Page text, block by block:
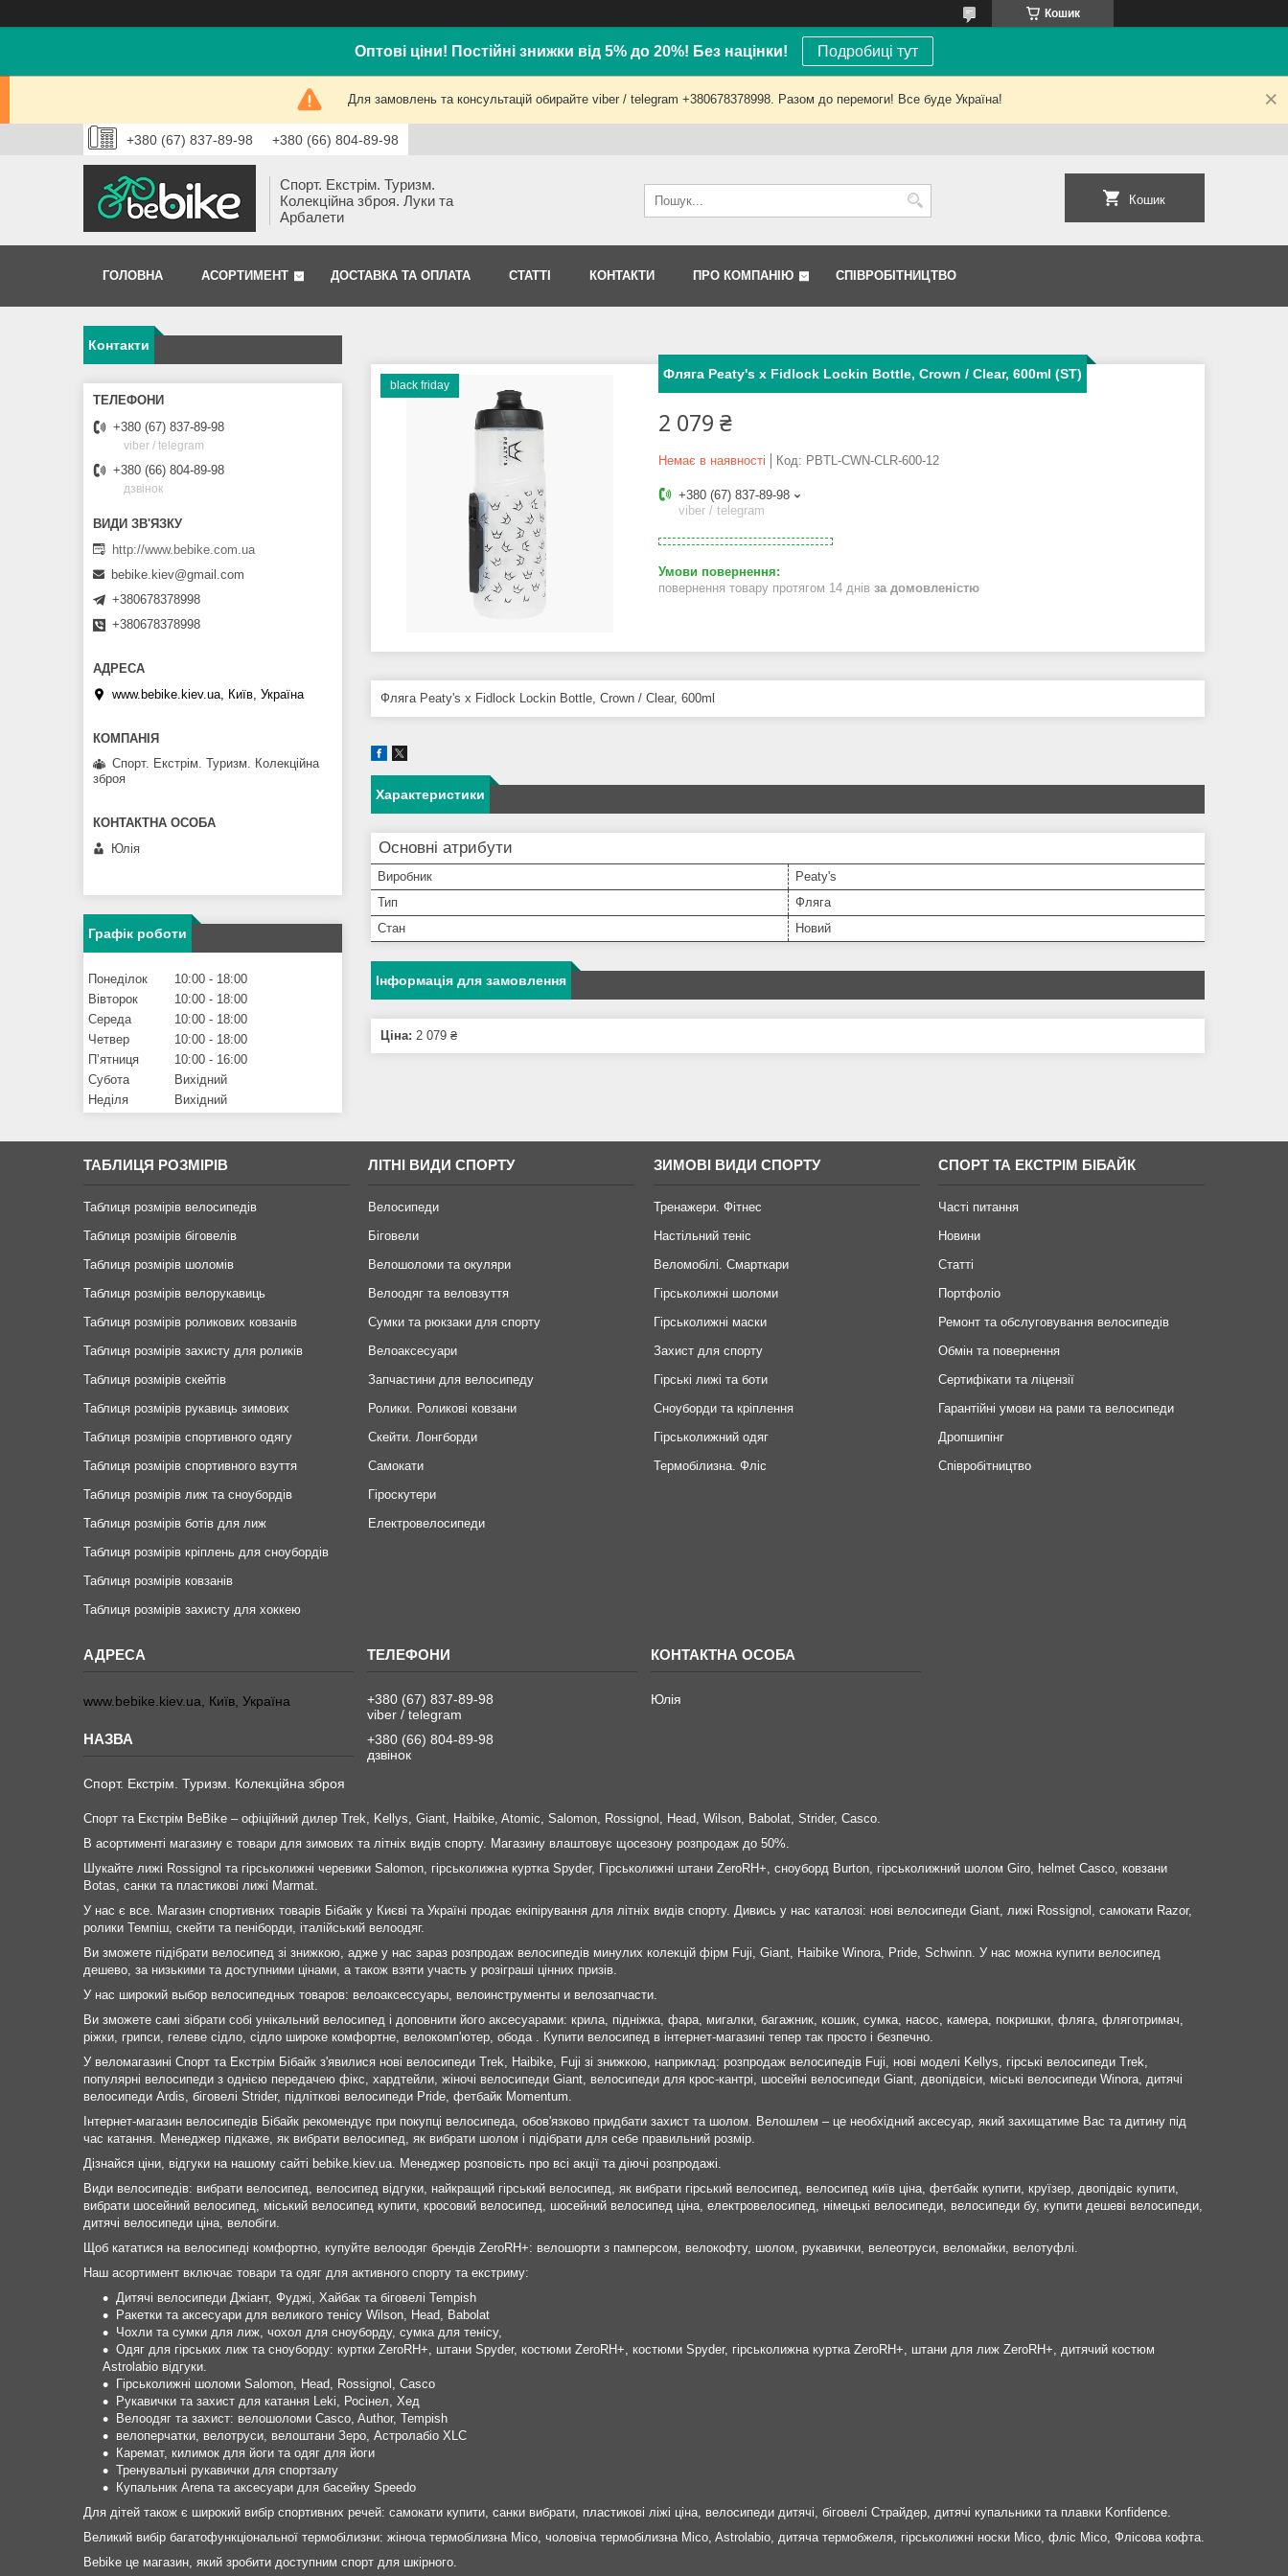
Кошик
Оптові ціни! Постійні знижки від 5% до 20%! Без націнки! Подробиці тут
Для замовлень та консультацій обирайте viber / telegram +380678378998. Разом до перемоги! Все буде Україна!
+380 (67) 837-89-98 +380 (66) 804-89-98
Спорт. Екстрім. Туризм.
Колекційна зброя. Луки та
Арбалети
Кошик
ГОЛОВНА АСОРТИМЕНТ ДОСТАВКА ТА ОПЛАТА СТАТТІ КОНТАКТИ ПРО КОМПАНІЮ СПІВРОБІТНИЦТВО
black friday
Фляга Peaty's x Fidlock Lockin Bottle, Crown / Clear, 600ml (ST)
2 079 ₴
Немає в наявності Код: PBTL-CWN-CLR-600-12
+380 (67) 837-89-98
viber / telegram
повернення товару протягом 14 днів за домовленістю
Фляга Peaty's x Fidlock Lockin Bottle, Crown / Clear, 600ml
Характеристики
Основні атрибути
Виробник
Peaty's
Тип
Фляга
Стан
Новий
Інформація для замовлення
Ціна: 2 079 ₴
Контакти
+380 (67) 837-89-98
viber / telegram
+380 (66) 804-89-98
дзвінок
http://www.bebike.com.ua
bebike.kiev@gmail.com
+380678378998
+380678378998
www.bebike.kiev.ua, Київ, Україна
Спорт. Екстрім. Туризм. Колекційна
зброя
Юлія
Графік роботи
Понеділок 10:00
18:00
Вівторок
10:00
18:00
Середа
10:00
18:00
Четвер
10:00
18:00
Пʼятниця
10:00
16:00
Субота
Вихідний
Неділя
Вихідний
ТАБЛИЦЯ РОЗМІРІВ
Таблиця розмірів велосипедів
Таблиця розмірів біговелів
Таблиця розмірів шоломів
Таблиця розмірів велорукавиць
Таблиця розмірів роликових ковзанів
Таблиця розмірів захисту для роликів
Таблиця розмірів скейтів
Таблиця розмірів рукавиць зимових
Таблиця розмірів спортивного одягу
Таблиця розмірів спортивного взуття
Таблиця розмірів лиж та сноубордів
Таблиця розмірів ботів для лиж
Таблиця розмірів кріплень для сноубордів
Таблиця розмірів ковзанів
Таблиця розмірів захисту для хоккею
ЛІТНІ ВИДИ СПОРТУ
Велосипеди
Біговели
Велошоломи та окуляри
Велоодяг та веловзуття
Сумки та рюкзаки для спорту
Велоаксесуари
Запчастини для велосипеду
Ролики. Роликові ковзани
Скейти. Лонгборди
Самокати
Гіроскутери
Електровелосипеди
ЗИМОВІ ВИДИ СПОРТУ
Тренажери. Фітнес
Настільний теніс
Веломобілі. Смарткари
Гірськолижні шоломи
Гірськолижні маски
Захист для спорту
Гірські лижі та боти
Сноуборди та кріплення
Гірськолижний одяг
Термобілизна. Фліс
СПОРТ ТА ЕКСТРІМ БІБАЙК
Часті питання
Новини
Статті
Портфоліо
Ремонт та обслуговування велосипедів
Обмін та повернення
Сертифікати та ліцензії
Гарантійні умови на рами та велосипеди
Дропшипінг
Співробітництво
www.bebike.kiev.ua, Київ, Україна
Спорт. Екстрім. Туризм. Колекційна зброя
+380 (67) 837-89-98
viber / telegram
+380 (66) 804-89-98
дзвінок
Юлія
Спорт та Екстрім BeBike – офіційний дилер Trek, Kellys, Giant, Haibike, Atomic, Salomon, Rossignol, Head, Wilson, Babolat, Strider, Casco.
В асортименті магазину є товари для зимових та літніх видів спорту. Магазину влаштовує щосезону розпродаж до 50%.
Шукайте лижі Rossignol та гірськолижні черевики Salomon, гірськолижна куртка Spyder, Гірськолижні штани ZeroRH+, сноуборд Burton, гірськолижний шолом Giro, helmet Casco, ковзани
Botas, санки та пластикові лижі Marmat.
У нас є все. Магазин спортивних товарів Бібайк у Києві та Україні продає екіпірування для літніх видів спорту. Дивись у нас каталозі: нові велосипеди Giant, лижі Rossignol, самокати Razor,
ролики Темпіш, скейти та пеніборди, італійський велоодяг.
Ви зможете підібрати велосипед зі знижкою, адже у нас зараз розпродаж велосипедів минулих колекцій фірм Fuji, Giant, Haibike Winora, Pride, Schwinn. У нас можна купити велосипед
дешево, за низькими та доступними цінами, а також взяти участь у розіграші цінних призів.
У нас широкий выбор велосипедных товаров: велоаксессуары, велоинструменты и велозапчасти.
Ви зможете самі зібрати собі унікальний велосипед і доповнити його аксесуарами: крила, підніжка, фара, мигалки, багажник, кошик, сумка, насос, камера, покришки, фляга, фляготримач,
ріжки, грипси, гелеве сідло, сідло широке комфортне, велокомп'ютер, обода . Купити велосипед в інтернет-магазині тепер так просто і безпечно.
У веломагазині Спорт та Екстрім Бібайк з'явилися нові велосипеди Trek, Haibike, Fuji зі знижкою, наприклад: розпродаж велосипедів Fuji, нові моделі Kellys, гірські велосипеди Trek,
популярні велосипеди з однією передачею фікс, хардтейли, жіночі велосипеди Giant, велосипеди для крос-кантрі, шосейні велосипеди Giant, двопідвіси, міські велосипеди Winora, дитячі
велосипеди Ardis, біговелі Strider, підліткові велосипеди Pride, фетбайк Momentum.
Інтернет-магазин велосипедів Бібайк рекомендує при покупці велосипеда, обов'язково придбати захист та шолом. Велошлем – це необхідний аксесуар, який захищатиме Вас та дитину під
час катання. Менеджер підкаже, як вибрати велосипед, як вибрати шолом і підібрати для себе правильний розмір.
Дізнайся ціни, відгуки на нашому сайті bebike.kiev.ua. Менеджер розповість про всі акції та діючі розпродажі.
Види велосипедів: вибрати велосипед, велосипед відгуки, найкращий гірський велосипед, як вибрати гірський велосипед, велосипед київ ціна, фетбайк купити, круїзер, двопідвіс купити,
вибрати шосейний велосипед, міський велосипед купити, кросовий велосипед, шосейний велосипед ціна, електровелосипед, німецькі велосипеди, велосипеди бу, купити дешеві велосипеди,
дитячі велосипеди ціна, велобіги.
Щоб кататися на велосипеді комфортно, купуйте велоодяг брендів ZeroRH+: велошорти з памперсом, велокофту, шолом, рукавички, велеотруси, веломайки, велотуфлі.
Наш асортимент включає товари та одяг для активного спорту та екстриму:
Дитячі велосипеди Джіант, Фуджі, Хайбак та біговелі Tempish
Ракетки та аксесуари для великого тенісу Wilson, Head, Babolat
Чохли та сумки для лиж, чохол для сноуборду, сумка для тенісу,
Одяг для гірських лиж та сноуборду: куртки ZeroRH+, штани Spyder, костюми ZeroRH+, костюми Spyder, гірськолижна куртка ZeroRH+, штани для лиж ZeroRH+, дитячий костюм
Astrolabio відгуки.
Гірськолижні шоломи Salomon, Head, Rossignol, Casco
Рукавички та захист для катання Leki, Росінел, Хед
Велоодяг та захист: велошоломи Casco, Author, Tempish
велоперчатки, велотруси, велоштани Зеро, Астролабіо XLC
Каремат, килимок для йоги та одяг для йоги
Тренувальні рукавички для спортзалу
Купальник Arena та аксесуари для басейну Speedo
Для дітей також є широкий вибір спортивних речей: самокати купити, санки вибрати, пластикові ліжі ціна, велосипеди дитячі, біговелі Страйдер, дитячі купальники та плавки Konfidence.
Великий вибір багатофункціональної термобілизни: жіноча термобілизна Mico, чоловіча термобілизна Mico, Astrolabio, дитяча термобжеля, гірськолижні носки Mico, фліс Mico, Флісова кофта.
Bebike це магазин, який зробити доступним спорт для шкірного.